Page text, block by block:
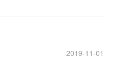
2019-11-01